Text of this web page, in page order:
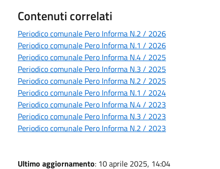
Contenuti correlati
Periodico comunale Pero Informa N.2 / 2026
Periodico comunale Pero Informa N.1 / 2026
Periodico comunale Pero Informa N.4 / 2025
Periodico comunale Pero Informa N.3 / 2025
Periodico comunale Pero Informa N.2 / 2025
Periodico comunale Pero Informa N.1 / 2024
Periodico comunale Pero Informa N.4 / 2023
Periodico comunale Pero Informa N.3 / 2023
Periodico comunale Pero Informa N.2 / 2023
Ultimo aggiornamento: 10 aprile 2025, 14:04